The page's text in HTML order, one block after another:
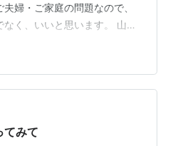
婦・ご家庭の問題なので、
く、いいと思います。 山田
じました。 現在まりあさん
る事業を立ち上げて取り組
でないと分からない思いに寄
敵だと感じました。 妻であ
さん両方の取材記事があ
てみて